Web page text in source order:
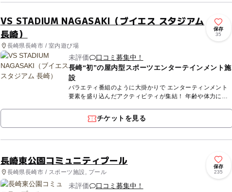
VS STADIUM NAGASAKI（ブイエス スタジアム
長崎）
長崎県長崎市 / 室内遊び場
保存
35
未評価
口コミ募集中！
長崎“初”の屋内型スポーツエンターテインメント施
設
バラエティ番組のように大掛かりで エンターティンメント
要素を盛り込んだアクティビティが集結！ 年齢や体力に関
もも夢中に...
チケットを見る
長崎東公園コミュニティプール
長崎県長崎市 / スポーツ施設, プール
保存
235
未評価
口コミ募集中！